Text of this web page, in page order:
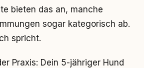
bieten das an, manche
sogar kategorisch ab.
spricht.
Praxis: Dein 5-jähriger Hund